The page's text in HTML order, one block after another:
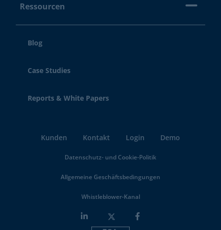
Ressourcen
Blog
Case Studies
Reports & White Papers
Kunden Kontakt Login Demo
Datenschutz- und Cookie-Politik
Allgemeine Geschäftsbedingungen
Whistleblower-Kanal